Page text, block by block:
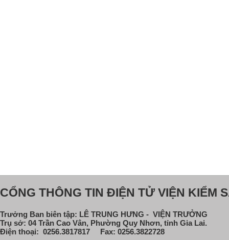
CỔNG THÔNG TIN ĐIỆN TỬ VIỆN KIỂM
Trưởng Ban biên tập: LÊ TRUNG HƯNG - VIỆN TRƯỞNG
Trụ sở: 04 Trần Cao Vân, Phường Quy Nhơn, tỉnh Gia Lai.
Điện thoại: 0256.3817817 Fax: 0256.3822728